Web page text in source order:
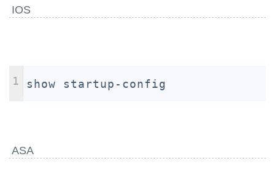
IOS
1 show startup-config
ASA